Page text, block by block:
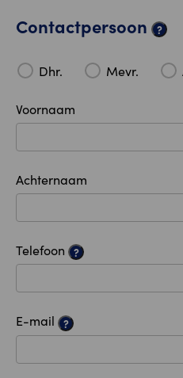
Contactpersoon ?
Dhr. Mevr.
Voornaam
Achternaam
Telefoon ?
E-mail ?